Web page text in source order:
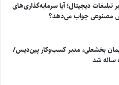
تبلیغات دیجیتال؛ آیا سرمایه‌گذاری‌های
مصنوعی جواب می‌دهد؟
بخشعلی، مدیر کسب‌وکار پین‌دیس/
شد